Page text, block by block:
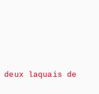
laquais de